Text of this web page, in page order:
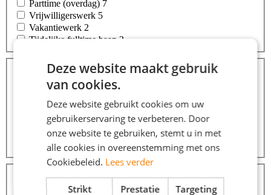
Parttime (overdag) 7
Vrijwilligerswerk 5
Vakantiewerk 2
Tijdelijke fulltime baan2
Callcenter / Customer Service110
Commercieel / Verkoop / Inkoop
Transport / Logistiek / Chauffeur / Koerier
Winkelwerk / Retail / Detailhandel80
Administratief62
Recreatief / Sport / Toerisme12
Opleidingsniveaus
Middelbare school10
Deze website maakt gebruik
van cookies.
Deze website gebruikt cookies om uw
gebruikerservaring te verbeteren. Door
onze website te gebruiken, stemt u in met
alle cookies in overeenstemming met ons
Cookiebeleid. Lees verder
Strikt
Prestatie Targeting